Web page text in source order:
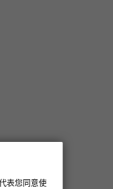
表您同意使